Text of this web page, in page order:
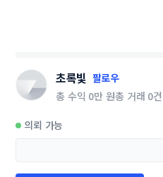
초록빛 팔로우
총 수익 0만 원총 거래 0건
의뢰 가능